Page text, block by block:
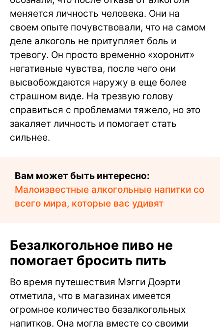
меняется личность человека. Они на
своем опыте почувствовали, что на самом
деле алкоголь не притупляет боль и
тревогу. Он просто временно «хоронит»
негативные чувства, после чего они
высвобождаются наружу в еще более
страшном виде. На трезвую голову
справиться с проблемами тяжело, но это
закаляет личность и помогает стать
сильнее.
Вам может быть интересно:
Малоизвестные алкогольные напитки со
всего мира, которые вас удивят
Безалкогольное пиво не
помогает бросить пить
Во время путешествия Мэгги Доэрти
отметила, что в магазинах имеется
огромное количество безалкогольных
напитков. Она могла вместе со своими